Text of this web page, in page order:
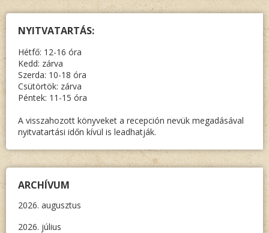
NYITVATARTÁS:
Hétfő: 12-16 óra
Kedd: zárva
Szerda: 10-18 óra
Csütörtök: zárva
Péntek: 11-15 óra
A visszahozott könyveket a recepción nevük megadásával
nyitvatartási időn kívül is leadhatják.
ARCHÍVUM
2026. augusztus
2026. július